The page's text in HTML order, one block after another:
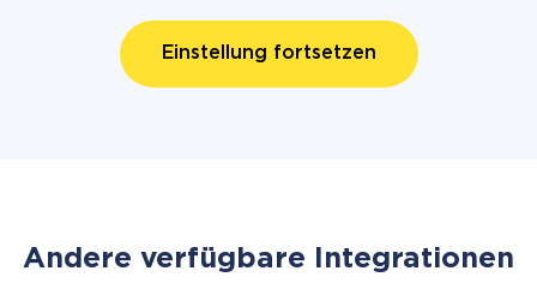
Einstellung fortsetzen
Andere verfügbare Integrationen